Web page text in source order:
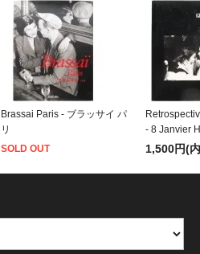
Brassai Paris - ブラッサイ パ
リ
SOLD OUT
- 8 Janvier
1,500円(